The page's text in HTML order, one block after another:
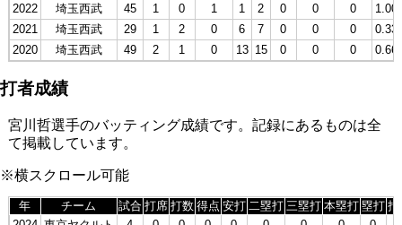
2022
埼玉西武 45 1 0 1 1 2 0 0 0
2021
埼玉西武 29 1 2 0 6 7 0 0 0
2020
埼玉西武 49 2 1 0 13 15 0 0 0
打者成績
宮川哲選手のバッティング成績です。記録にあるものは全
て掲載しています。
※横スクロール可能
年 チーム 試合 打席 打数 得点 安打 二塁打 三塁打 本塁打 塁打 打